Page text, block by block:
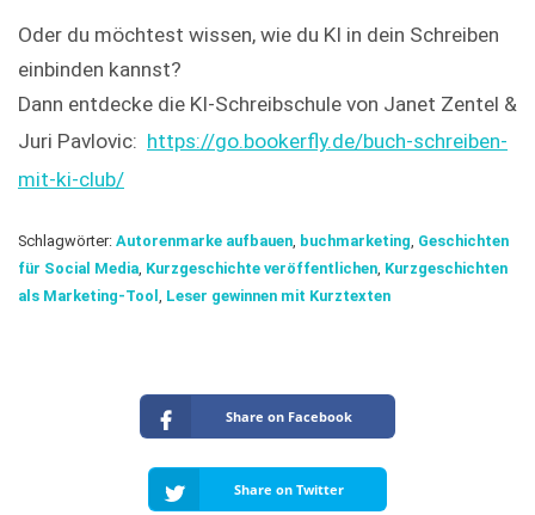
Oder du möchtest wissen, wie du KI in dein Schreiben
einbinden kannst?
Dann entdecke die KI-Schreibschule von Janet Zentel &
Juri Pavlovic: https://go.bookerfly.de/buch-schreiben-
mit-ki-club/
Schlagwörter: Autorenmarke aufbauen buchmarketing Geschichten
für Social Media Kurzgeschichte veröffentlichen Kurzgeschichten
als Marketing-Tool Leser gewinnen mit Kurztexten
Share on Facebook
Share on Twitter